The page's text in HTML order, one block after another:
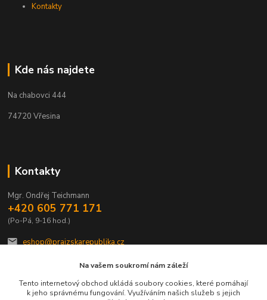
Kontakty
Kde nás najdete
Na chabovci 444
74720 Vřesina
Kontakty
Mgr. Ondřej Teichmann
+420 605 771 171
(Po-Pá, 9-16 hod.)
eshop@prajzskarepublika.cz
Na vašem soukromí nám záleží
Tento internetový obchod ukládá soubory cookies, které pomáhají
k jeho správnému fungování. Využíváním našich služeb s jejich